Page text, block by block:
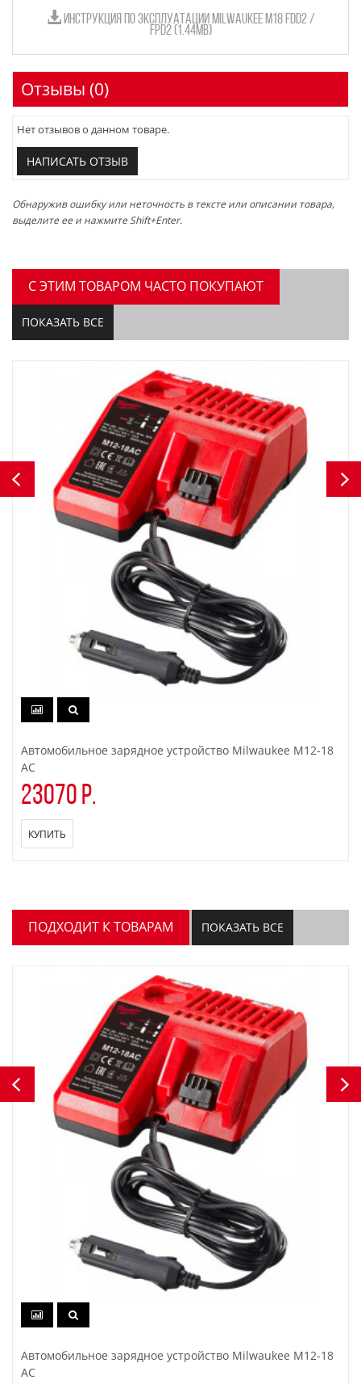
ИНСТРУКЦИЯ ПО ЭКСПЛУАТАЦИИ MILWAUKEE M18 FDD2 /
FPD2 (1.44MB)
Отзывы (0)
Нет отзывов о данном товаре.
НАПИСАТЬ ОТЗЫВ
Обнаружив ошибку или неточность в тексте или описании товара,
выделите ее и нажмите Shift+Enter.
C ЭТИМ ТОВАРОМ ЧАСТО ПОКУПАЮТ
ПОКАЗАТЬ ВСЕ
Автомобильное зарядное устройство Milwaukee M12-18
AC
23070 р.
КУПИТЬ
ПОДХОДИТ К ТОВАРАМ ПОКАЗАТЬ ВСЕ
Автомобильное зарядное устройство Milwaukee M12-18
AC